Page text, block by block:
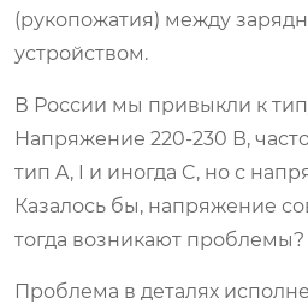
(рукопожатия) между
устройством.
В России мы привыкли к
Напряжение 220-230 В,
тип A, I и иногда C, но с
Казалось бы, напряжение
тогда возникают проблемы?
Проблема в деталях